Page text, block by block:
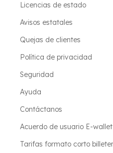
Licencias de estado
Avisos estatales
Quejas de clientes
Política de privacidad
Seguridad
Ayuda
Contáctanos
Acuerdo de usuario E-wallet
Tarifas formato corto